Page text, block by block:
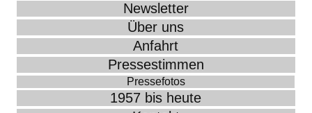
Newsletter
Über uns
Anfahrt
Pressestimmen
Pressefotos
1957 bis heute